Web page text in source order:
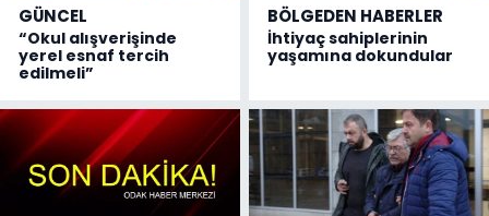
GÜNCEL
“Okul alışverişinde
yerel esnaf tercih
edilmeli”
BÖLGEDEN HABERLER
İhtiyaç sahiplerinin
yaşamına dokundular